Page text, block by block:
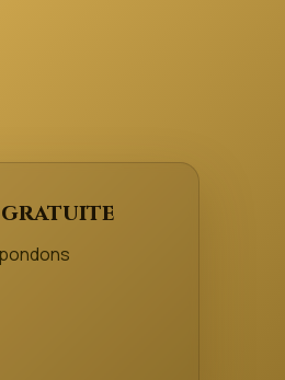
gratuite